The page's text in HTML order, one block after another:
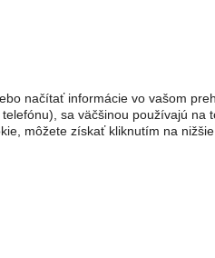
načítať informácie vo vašom
sa väčšinou používajú
môžete získať kliknutím na